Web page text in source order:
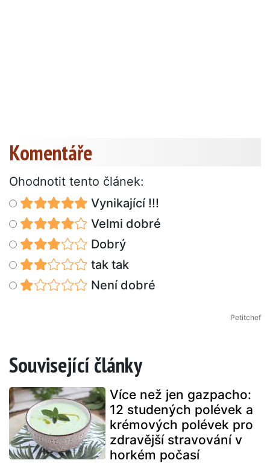
Komentáře
Ohodnotit tento článek:
Vynikající !!!
Velmi dobré
Dobrý
tak tak
Není dobré
Petitchef
Související články
Více než jen gazpacho:
12 studených polévek a
krémových polévek pro
zdravější stravování v
horkém počasí